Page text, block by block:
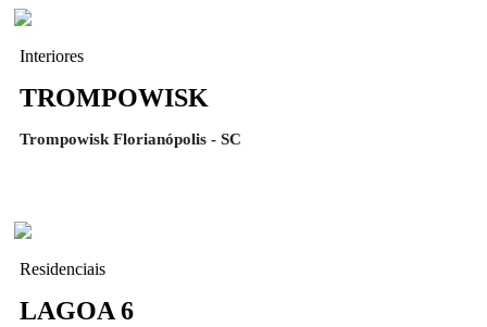
Interiores
TROMPOWISK
Trompowisk Florianópolis - SC
Residenciais
LAGOA 6